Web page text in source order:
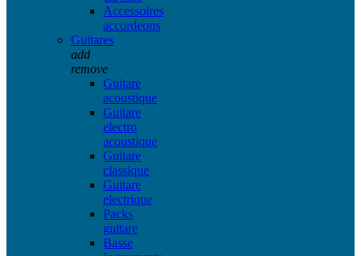
Accessoires
accordeons
Guitares
add
remove
Guitare
acoustique
Guitare
electro
acoustique
Guitare
classique
Guitare
electrique
Packs
guitare
Basse